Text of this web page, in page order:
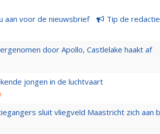
aan voor de nieuwsbrief Tip de redactie
door Apollo, Castlelake haakt af
jongen in de luchtvaart
sluit vliegveld Maastricht zich aan